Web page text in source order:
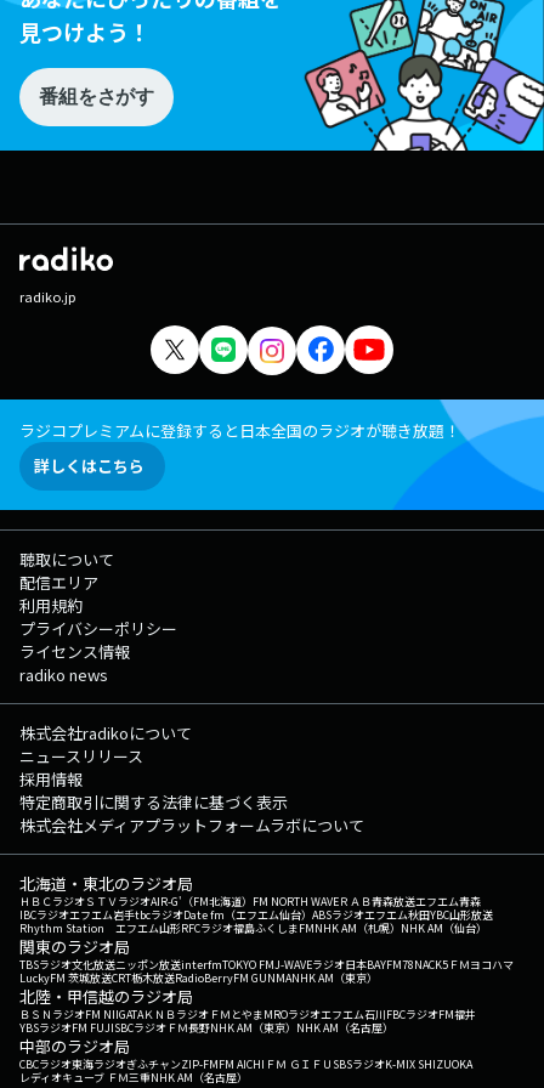
見つけよう！
番組をさがす
radiko.jp
ラジコプレミアムに登録すると日本全国のラジオが聴き放題！
詳しくはこちら
聴取について
配信エリア
利用規約
プライバシーポリシー
ライセンス情報
radiko news
株式会社radikoについて
ニュースリリース
採用情報
特定商取引に関する法律に基づく表示
株式会社メディアプラットフォームラボについて
北海道・東北のラジオ局
ＨＢＣラジオＳＴＶラジオAIR-G'（FM北海道） FM NORTH WAVEＲＡＢ青森放送エフエム青森
IBCラジオエフエム岩手tbcラジオDate fm（エフエム仙台） ABSラジオエフエム秋田YBC山形放送
Rhythm Station エフエム山形RFCラジオ福島ふくしまFMNHK AM（札幌） NHK AM（仙台）
関東のラジオ局
TBSラジオ文化放送ニッポン放送interfmTOKYO FMJ-WAVEラジオ日本BAYFM78NACK5 ＦＭヨコハマ
LuckyFM 茨城放送CRT栃木放送RadioBerryFM GUNMANHK AM（東京）
北陸・甲信越のラジオ局
ＢＳＮラジオFM NIIGATAＫＮＢラジオ ＦＭとやまMROラジオエフエム石川FBCラジオFM福井
YBSラジオFM FUJISBCラジオ ＦＭ長野NHK AM（東京） NHK AM（名古屋）
中部のラジオ局
CBCラジオ東海ラジオぎふチャンZIP-FMFM AICHI ＦＭ ＧＩＦＵ SBSラジオK-MIX SHIZUOKA
レディオキューブ ＦＭ三重NHK AM（名古屋）